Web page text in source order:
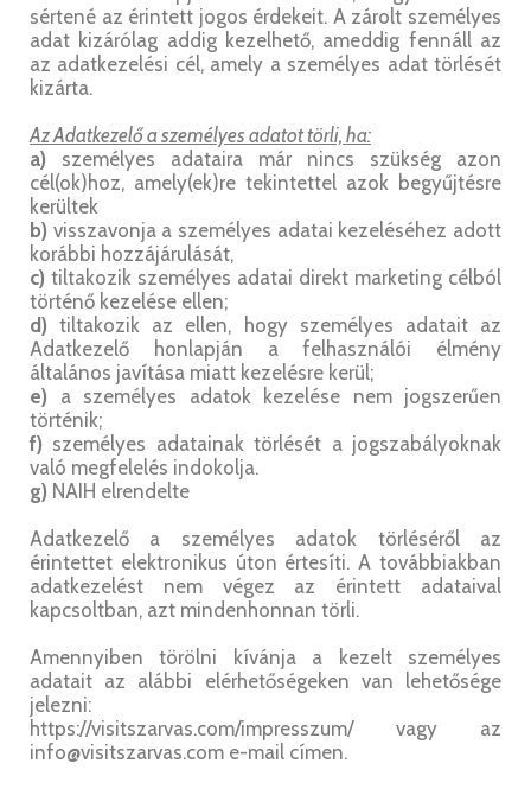
sértené az érintett jogos érdekeit. A zárolt személyes
adat kizárólag addig kezelhető, ameddig fennáll az
az adatkezelési cél, amely a személyes adat törlését
kizárta.
Az Adatkezelő a személyes adatot törli, ha:
a) személyes adataira már nincs szükség azon
cél(ok)hoz, amely(ek)re tekintettel azok begyűjtésre
kerültek
b) visszavonja a személyes adatai kezeléséhez adott
korábbi hozzájárulását,
c) tiltakozik személyes adatai direkt marketing célból
történő kezelése ellen;
d)tiltakozik az ellen, hogy személyes adatait az
Adatkezelő honlapján a felhasználói élmény
általános javítása miatt kezelésre kerül;
e) a személyes adatok kezelése nem jogszerűen
történik;
f) személyes adatainak törlését a jogszabályoknak
való megfelelés indokolja.
g) NAIH elrendelte
Adatkezelő a személyes adatok törléséről az
érintettet elektronikus úton értesíti. A továbbiakban
adatkezelést nem végez az érintett adataival
kapcsoltban, azt mindenhonnan törli.
Amennyiben törölni kívánja a kezelt személyes
adatait az alábbi elérhetőségeken van lehetősége
jelezni:
https://visitszarvas.com/impresszum/ vagy az
info@visitszarvas.com e-mail címen.